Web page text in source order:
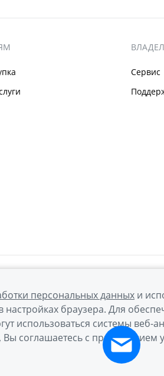
Сервис
персональных данных
персональных данных и
браузера. Для
использоваться системы веб-
соглашаетесь с применением